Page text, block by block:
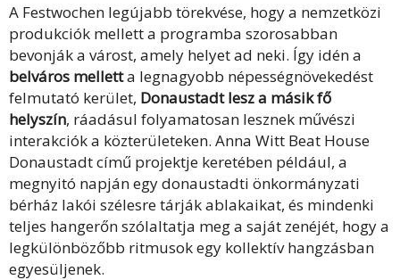
A Festwochen legújabb törekvése, hogy a nemzetközi
produkciók mellett a programba szorosabban
bevonják a várost, amely helyet ad neki. Így idén a
belváros melletta legnagyobb népességnövekedést
felmutató kerület, Donaustadt lesz a másik fő
helyszín, ráadásul folyamatosan lesznek művészi
interakciók a közterületeken. Anna Witt Beat House
Donaustadt című projektje keretében például, a
megnyitó napján egy donaustadti önkormányzati
bérház lakói szélesre tárják ablakaikat, és mindenki
teljes hangerőn szólaltatja meg a saját zenéjét, hogy a
legkülönbözőbb ritmusok egy kollektív hangzásban
egyesüljenek.